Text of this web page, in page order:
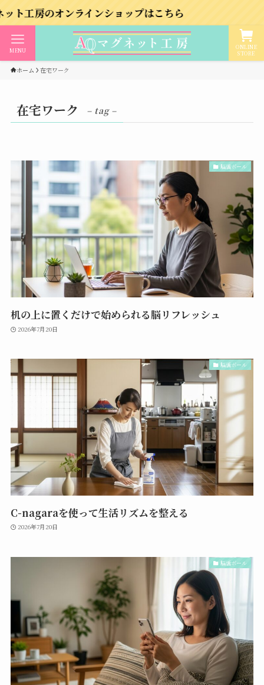
オンラインショップはこちら
ONLINE
STORE
MENU
ホーム 在宅ワーク
在宅ワーク – tag –
脳活ボール
机の上に置くだけで始められる脳リフレッシュ
2026年7月20日
脳活ボール
C-nagaraを使って生活リズムを整える
2026年7月20日
脳活ボール